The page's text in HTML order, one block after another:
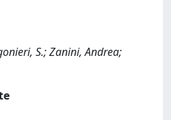
S.; Zanini, Andrea;